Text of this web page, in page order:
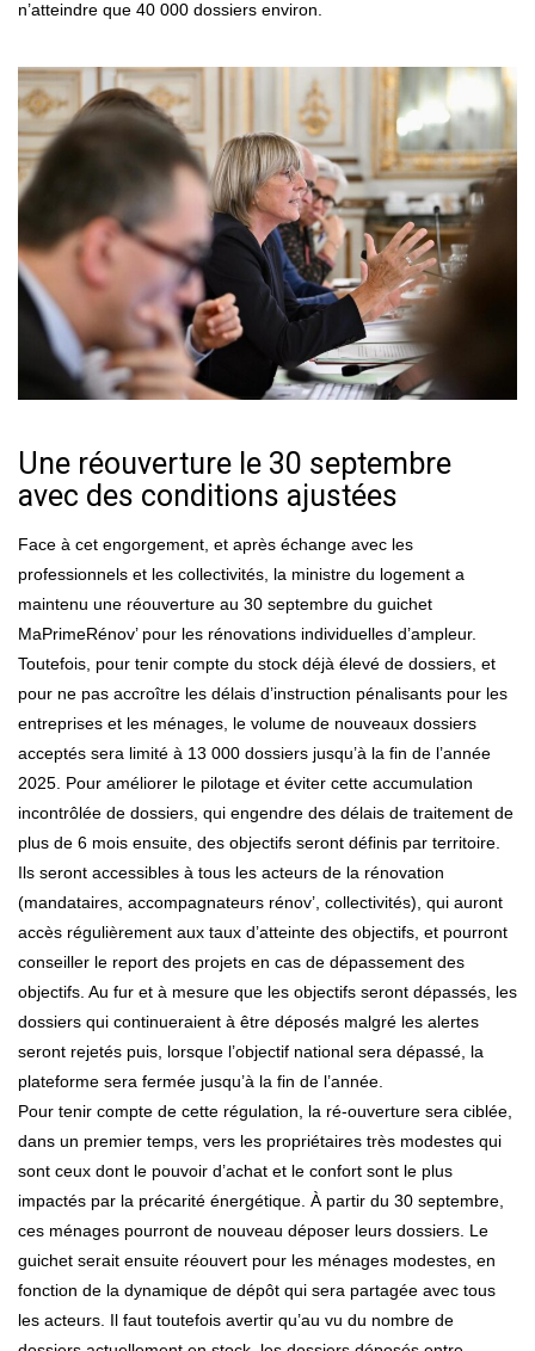
n’atteindre que 40 000 dossiers environ.
Une réouverture le 30 septembre
avec des conditions ajustées
Face à cet engorgement, et après échange avec les
professionnels et les collectivités, la ministre du logement a
maintenu une réouverture au 30 septembre du guichet
MaPrimeRénov’ pour les rénovations individuelles d’ampleur.
Toutefois, pour tenir compte du stock déjà élevé de dossiers, et
pour ne pas accroître les délais d’instruction pénalisants pour les
entreprises et les ménages, le volume de nouveaux dossiers
acceptés sera limité à 13 000 dossiers jusqu’à la fin de l’année
2025. Pour améliorer le pilotage et éviter cette accumulation
incontrôlée de dossiers, qui engendre des délais de traitement de
plus de 6 mois ensuite, des objectifs seront définis par territoire.
Ils seront accessibles à tous les acteurs de la rénovation
(mandataires, accompagnateurs rénov’, collectivités), qui auront
accès régulièrement aux taux d’atteinte des objectifs, et pourront
conseiller le report des projets en cas de dépassement des
objectifs. Au fur et à mesure que les objectifs seront dépassés, les
dossiers qui continueraient à être déposés malgré les alertes
seront rejetés puis, lorsque l’objectif national sera dépassé, la
plateforme sera fermée jusqu’à la fin de l’année.
Pour tenir compte de cette régulation, la ré-ouverture sera ciblée,
dans un premier temps, vers les propriétaires très modestes qui
sont ceux dont le pouvoir d’achat et le confort sont le plus
impactés par la précarité énergétique. À partir du 30 septembre,
ces ménages pourront de nouveau déposer leurs dossiers. Le
guichet serait ensuite réouvert pour les ménages modestes, en
fonction de la dynamique de dépôt qui sera partagée avec tous
les acteurs. Il faut toutefois avertir qu’au vu du nombre de